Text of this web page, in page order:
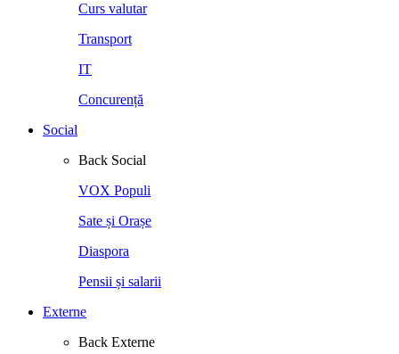
Curs valutar
Transport
IT
Concurență
Social
Back Social
VOX Populi
Sate și Orașe
Diaspora
Pensii și salarii
Externe
Back Externe